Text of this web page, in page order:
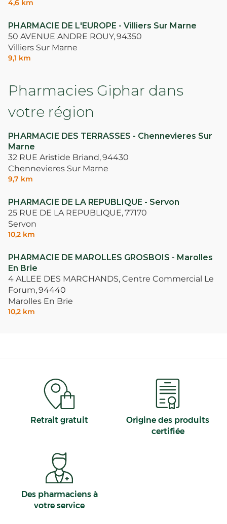
4,6 km
PHARMACIE DE L'EUROPE - Villiers Sur Marne
50 AVENUE ANDRE ROUY,94350
Villiers Sur Marne
9,1 km
Pharmacies Giphar dans
votre région
PHARMACIE DES TERRASSES - Chennevieres Sur
Marne
32 RUE Aristide Briand,94430
Chennevieres Sur Marne
9,7 km
PHARMACIE DE LA REPUBLIQUE - Servon
25 RUE DE LA REPUBLIQUE,77170
Servon
10,2 km
PHARMACIE DE MAROLLES GROSBOIS - Marolles
En Brie
4 ALLEE DES MARCHANDS, Centre Commercial Le
Forum,94440
Marolles En Brie
10,2 km
Retrait gratuit
Origine des produits
certifiée
Des pharmaciens à
votre service